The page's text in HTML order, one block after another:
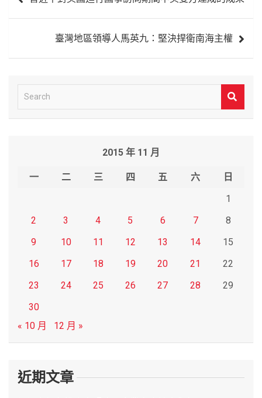
章
臺灣地區領導人馬英九：堅決捍衛南海主權
e
2015 年 11 月
一 二 三 四 五 六
日
1
2
3 4 5 6 7
8
9
10 11 12 13 14
15
16
17 18 19 20 21
22
23
24 25 26 27 28
29
30
« 10 月
12 月 »
近期文章